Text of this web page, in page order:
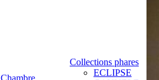
Chambre
Collections phares
ECLIPSE